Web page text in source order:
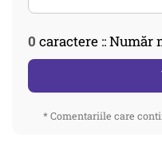
0 caractere :: Număr
* Comentariile care